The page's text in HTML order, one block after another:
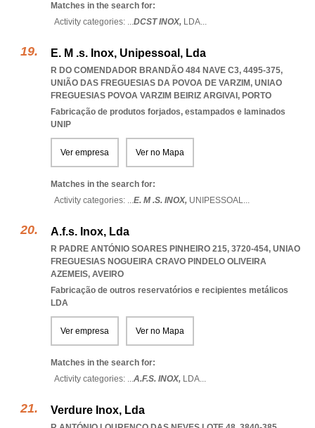
Matches in the search for:
Activity categories: ...DCST INOX, LDA...
E. M .s. Inox, Unipessoal, Lda
R DO COMENDADOR BRANDÃO 484 NAVE C3, 4495-375,
UNIÃO DAS FREGUESIAS DA POVOA DE VARZIM, UNIAO
FREGUESIAS POVOA VARZIM BEIRIZ ARGIVAI , PORTO
Fabricação de produtos forjados, estampados e laminados
UNIP
Ver empresa Ver no Mapa
Matches in the search for:
Activity categories: ...E. M .S. INOX, UNIPESSOAL...
A.f.s. Inox, Lda
R PADRE ANTÓNIO SOARES PINHEIRO 215, 3720-454, UNIAO
FREGUESIAS NOGUEIRA CRAVO PINDELO OLIVEIRA
AZEMEIS, AVEIRO
Fabricação de outros reservatórios e recipientes metálicos
LDA
Ver empresa Ver no Mapa
Matches in the search for:
Activity categories: ...A.F.S. INOX, LDA...
Verdure Inox, Lda